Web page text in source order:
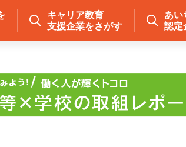
キャリア教育
支援企業をさがす
あい
認定